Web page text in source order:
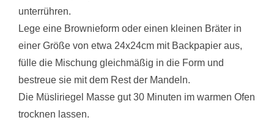
unterrühren.
Lege eine Brownieform oder einen kleinen Bräter in
einer Größe von etwa 24x24cm mit Backpapier aus,
fülle die Mischung gleichmäßig in die Form und
bestreue sie mit dem Rest der Mandeln.
Die Müsliriegel Masse gut 30 Minuten im warmen Ofen
trocknen lassen.